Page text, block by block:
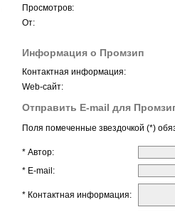
Просмотров:
От:
Информация о Промзип
Контактная информация:
Web-сайт:
Отправить E-mail для
Поля помеченные звездочкой (*)
* Автор:
* E-mail:
* Контактная информация: